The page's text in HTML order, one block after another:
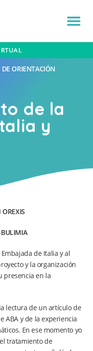
ORIENTACIÓN
de la
y
de Italia y al
y la organización
presencia en la
lectura de un artículo de
ABA y de la experiencia
En ese momento yo
tratamiento de